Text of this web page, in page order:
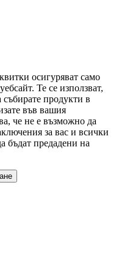
осигуряват само
Те се използват,
продукти в
във вашия
че не е възможно да
за вас и всички
бъдат предадени на